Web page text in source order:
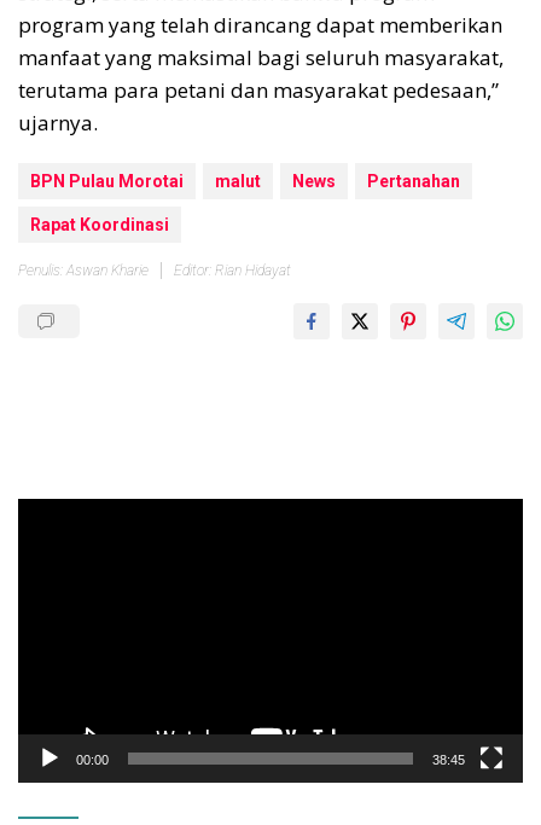
program yang telah dirancang dapat memberikan
manfaat yang maksimal bagi seluruh masyarakat,
terutama para petani dan masyarakat pedesaan,”
ujarnya.
BPN Pulau Morotai malut News Pertanahan
Rapat Koordinasi
Penulis: Aswan Kharie Editor: Rian Hidayat
00:00 38:45